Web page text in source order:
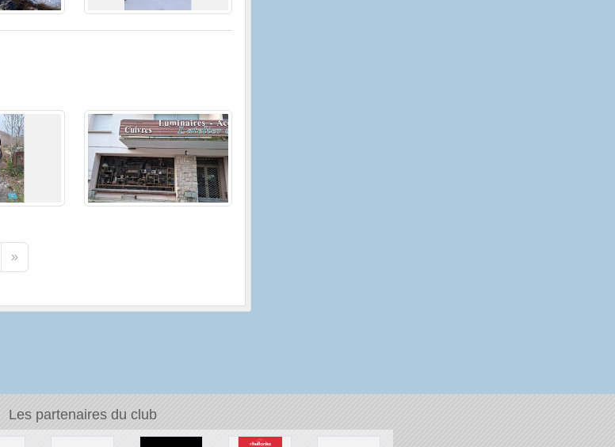
»
Les partenaires du club